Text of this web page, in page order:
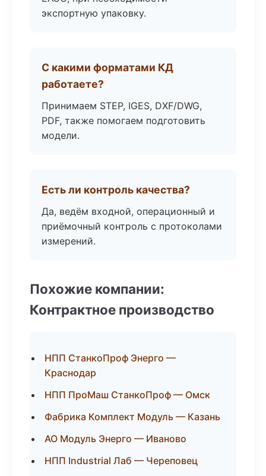
экспортную упаковку.
С какими форматами КД
работаете?
Принимаем STEP, IGES, DXF/DWG,
PDF, также помогаем подготовить
модели.
Есть ли контроль качества?
Да, ведём входной, операционный и
приёмочный контроль с протоколами
измерений.
Похожие компании:
Контрактное производство
НПП СтанкоПроф Энерго —
Краснодар
НПП ПроМаш СтанкоПроф — Омск
Фабрика Комплект Модуль — Казань
АО Модуль Энерго — Иваново
НПП Industrial Лаб — Череповец